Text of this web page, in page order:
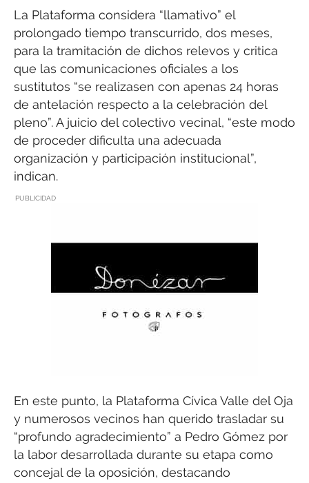
La Plataforma considera “llamativo” el
prolongado tiempo transcurrido, dos meses,
para la tramitación de dichos relevos y critica
que las comunicaciones oficiales a los
sustitutos “se realizasen con apenas 24 horas
de antelación respecto a la celebración del
pleno”. A juicio del colectivo vecinal, “este modo
de proceder dificulta una adecuada
organización y participación institucional”,
indican.
PUBLICIDAD
En este punto, la Plataforma Cívica Valle del Oja
y numerosos vecinos han querido trasladar su
“profundo agradecimiento” a Pedro Gómez por
la labor desarrollada durante su etapa como
concejal de la oposición, destacando